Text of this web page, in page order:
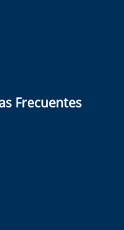
Frecuentes